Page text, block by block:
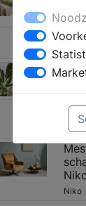
Niko
Niko